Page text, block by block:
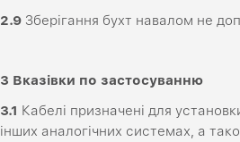
2.9 Зберігання бухт навалом не
3 Вказівки по застосуванню
3.1 Кабелі призначені для
інших аналогічних системах, а